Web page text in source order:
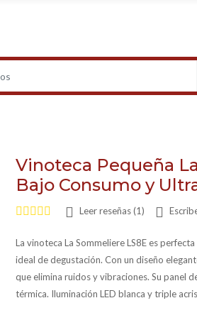
Vinoteca Pequeña
Bajo Consumo y
Leer reseñas (1)
La vinoteca La Sommeliere LS8E es
ideal de degustación. Con un diseño
que elimina ruidos y vibraciones. Su panel
térmica. Iluminación LED blanca y triple